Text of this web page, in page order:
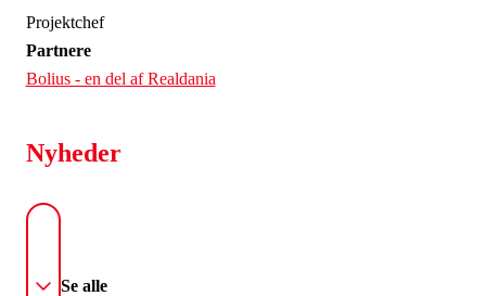
Projektchef
Partnere
Bolius - en del af Realdania
Nyheder
Se alle